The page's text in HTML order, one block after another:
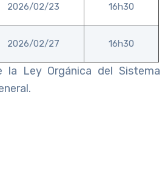
2026/02/23 16h30
2026/02/27 16h30
la Ley Orgánica del Sistema